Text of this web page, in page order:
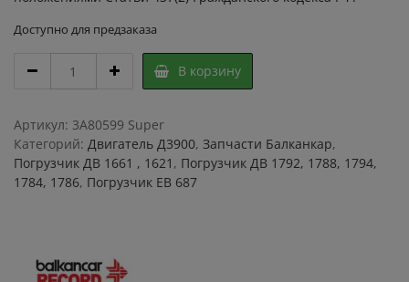
Доступно для предзаказа
В41115776,
А25
quantity
В корзину
Артикул: 3A80599 Super
Категорий: Двигатель Д3900, Запчасти Балканкар,
Погрузчик ДВ 1661 , 1621 , Погрузчик ДВ 1792, 1788, 1794,
1784, 1786, Погрузчик ЕВ 687